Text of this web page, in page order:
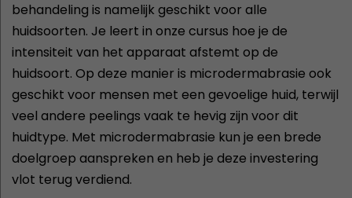
behandeling is namelijk geschikt voor alle
huidsoorten. Je leert in onze cursus hoe je de
intensiteit van het apparaat afstemt op de
huidsoort. Op deze manier is microdermabrasie ook
geschikt voor mensen met een gevoelige huid, terwijl
veel andere peelings vaak te hevig zijn voor dit
huidtype. Met microdermabrasie kun je een brede
doelgroep aanspreken en heb je deze investering
vlot terug verdiend.